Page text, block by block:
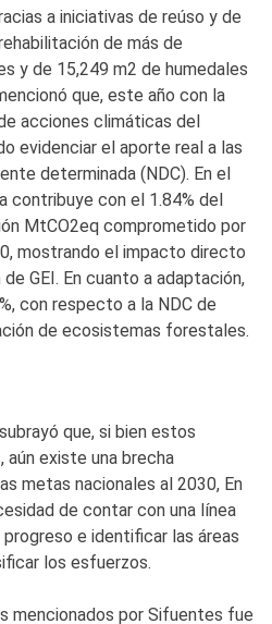
a iniciativas de reúso y de
de más de
y de 15,249 m2 de humedales
que, este año con la
acciones climáticas del
evidenciar el aporte real a las
determinada (NDC). En el
contribuye con el 1.84% del
MtCO2eq comprometido por
mostrando el impacto directo
GEI. En cuanto a adaptación,
con respecto a la NDC de
de ecosistemas forestales.
que, si bien estos
aún existe una brecha
metas nacionales al 2030, En
de contar con una línea
e identificar las áreas
los esfuerzos.
mencionados por Sifuentes fue